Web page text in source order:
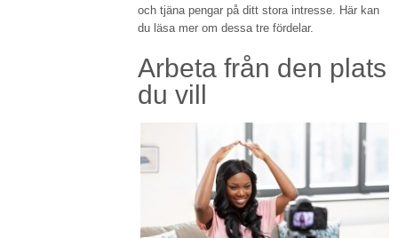
och tjäna pengar på ditt stora intresse. Här kan
du läsa mer om dessa tre fördelar.
Arbeta från den plats
du vill